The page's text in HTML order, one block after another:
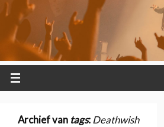
Archief van tags:Deathwish